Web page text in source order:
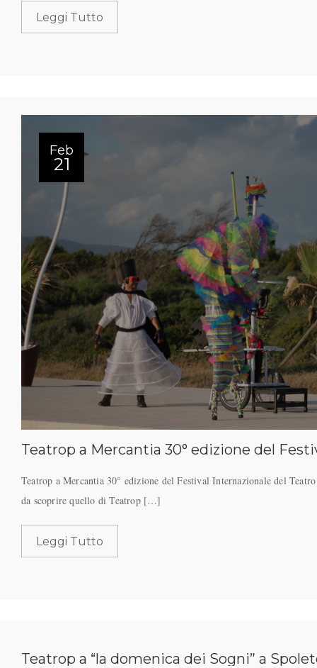
Leggi Tutto
Feb
21
Teatrop a Mercantia 30° edizione del
Teatrop a Mercantia 30° edizione del Festival Internazionale del
da scoprire quello di Teatrop […]
Leggi Tutto
Teatrop a “la domenica dei Sogni” a